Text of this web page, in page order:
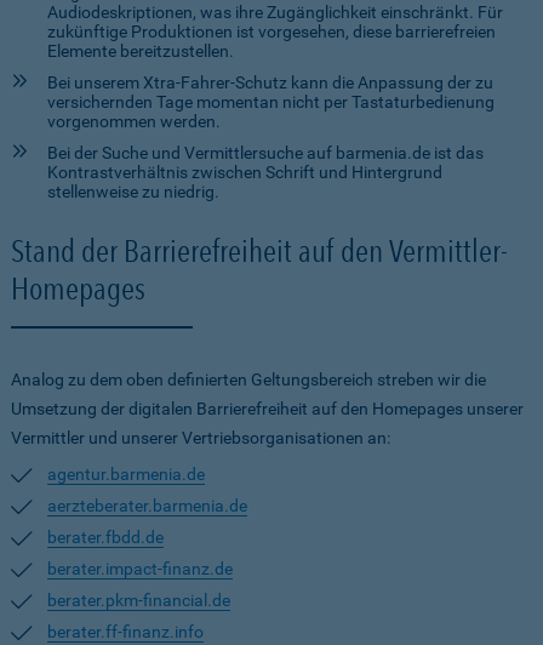
Audiodeskriptionen, was ihre Zugänglichkeit einschränkt. Für
zukünftige Produktionen ist vorgesehen, diese barrierefreien
Elemente bereitzustellen.
Bei unserem Xtra-Fahrer-Schutz kann die Anpassung der zu
versichernden Tage momentan nicht per Tastaturbedienung
vorgenommen werden.
Bei der Suche und Vermittlersuche auf barmenia.de ist das
Kontrastverhältnis zwischen Schrift und Hintergrund
stellenweise zu niedrig.
Stand der Barrierefreiheit auf den Vermittler-
Homepages
Analog zu dem oben definierten Geltungsbereich streben wir die
Umsetzung der digitalen Barrierefreiheit auf den Homepages unserer
Vermittler und unserer Vertriebsorganisationen an:
agentur.barmenia.de
aerzteberater.barmenia.de
berater.fbdd.de
berater.impact-finanz.de
berater.pkm-financial.de
berater.ff-finanz.info